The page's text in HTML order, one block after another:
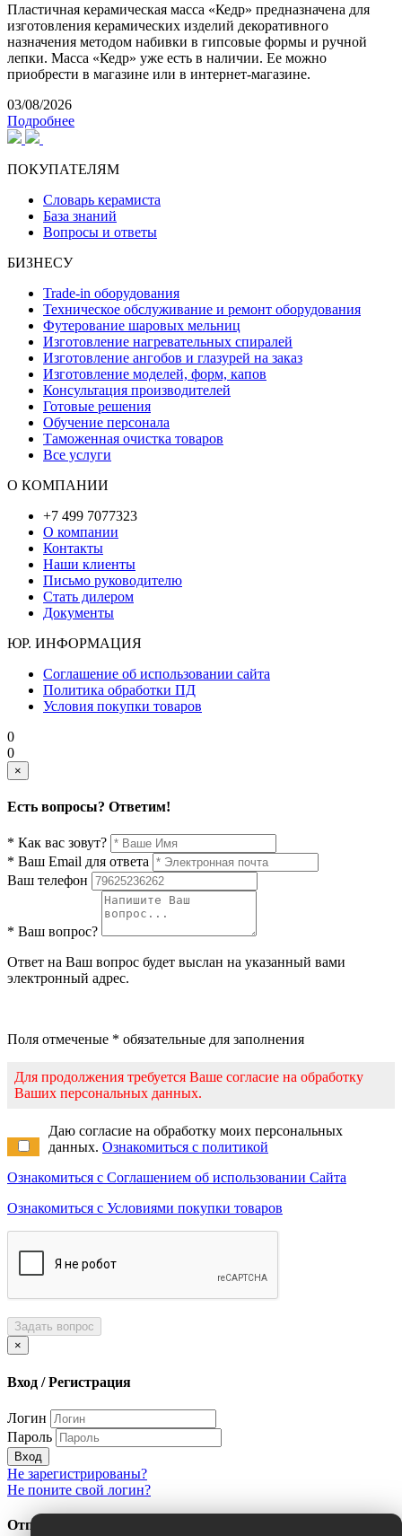
Пластичная керамическая масса «Кедр» предназначена для
изготовления керамических изделий декоративного
назначения методом набивки в гипсовые формы и ручной
лепки. Масса «Кедр» уже есть в наличии. Ее можно
приобрести в магазине или в интернет-магазине.
03/08/2026
Подробнее
ПОКУПАТЕЛЯМ
Словарь керамиста
База знаний
Вопросы и ответы
БИЗНЕСУ
Trade-in оборудования
Техническое обслуживание и ремонт оборудования
Футерование шаровых мельниц
Изготовление нагревательных спиралей
Изготовление ангобов и глазурей на заказ
Изготовление моделей, форм, капов
Консультация производителей
Готовые решения
Обучение персонала
Таможенная очистка товаров
Все услуги
О КОМПАНИИ
+7 499 7077323
О компании
Контакты
Наши клиенты
Письмо руководителю
Стать дилером
Документы
ЮР. ИНФОРМАЦИЯ
Соглашение об использовании сайта
Политика обработки ПД
Условия покупки товаров
0
0
×
Есть вопросы? Ответим!
* Как вас зовут?
* Ваш Email для ответа
Ваш телефон
* Ваш вопрос?
Ответ на Ваш вопрос будет выслан на указанный вами
электронный адрес.
Поля отмеченые * обязательные для заполнения
Для продолжения требуется Ваше согласие на обработку
Ваших персональных данных.
Даю согласие на обработку моих персональных
данных. Ознакомиться с политикой
Ознакомиться с Соглашением об использовании Сайта
Ознакомиться с Условиями покупки товаров
Задать вопрос
×
Вход / Регистрация
Логин
Пароль
Вход
Не зарегистрированы?
Не поните свой логин?
Отправить сообщение об ошибке?